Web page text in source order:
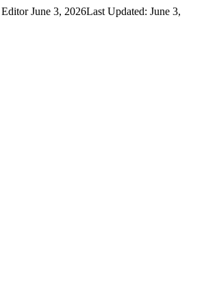
Editor June 3, 2026Last Updated: June 3,